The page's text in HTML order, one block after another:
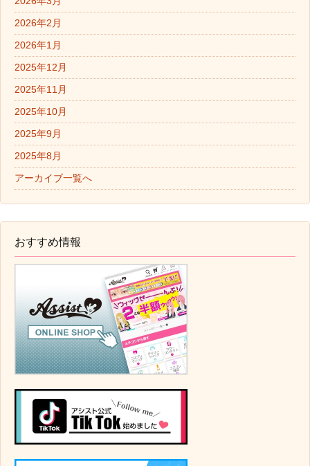
2026年2月
2026年1月
2025年12月
2025年11月
2025年10月
2025年9月
2025年8月
アーカイブ一覧へ
おすすめ情報